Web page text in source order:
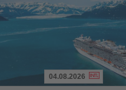
04.08.2026